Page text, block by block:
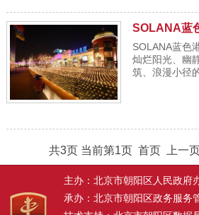
SOLANA蓝
SOLANA蓝色
灿烂阳光、幽
筑、浪漫小径
共3页 当前第1页 首页 上一
主办：北京市朝阳区人民政府
承办：北京市朝阳区政务服务